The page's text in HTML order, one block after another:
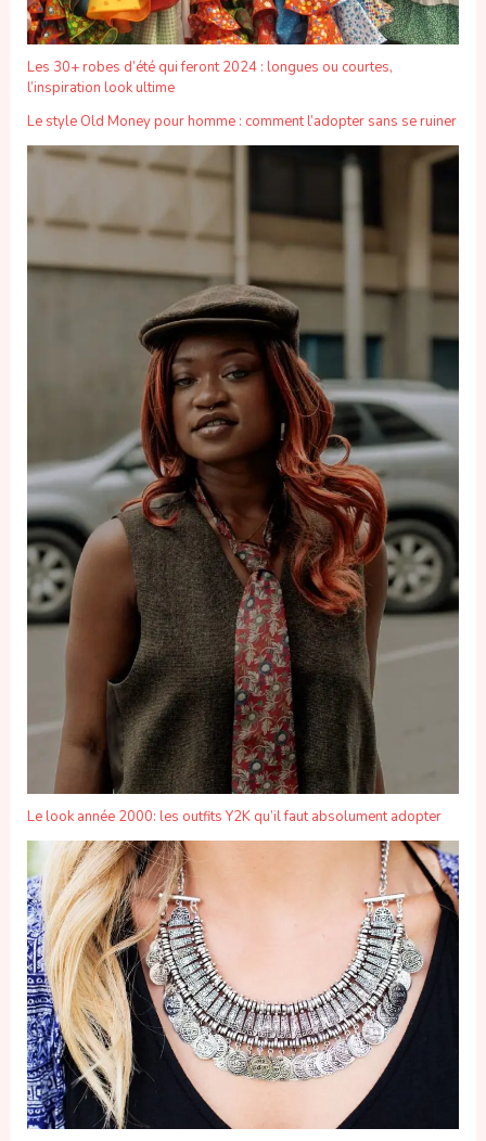
Les 30+ robes d’été qui feront 2024 : longues ou courtes,
l’inspiration look ultime
Le style Old Money pour homme : comment l’adopter sans se ruiner
Le look année 2000: les outfits Y2K qu’il faut absolument adopter